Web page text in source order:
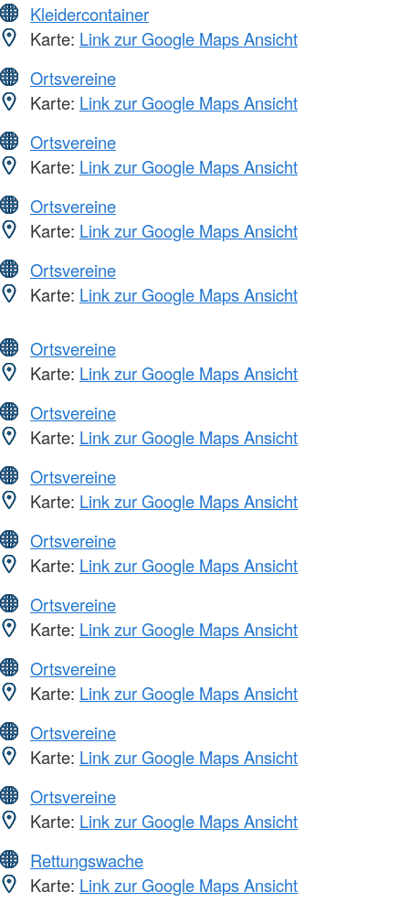
Kleidercontainer
Karte: Link zur Google Maps Ansicht
Ortsvereine
Karte: Link zur Google Maps Ansicht
Ortsvereine
Karte: Link zur Google Maps Ansicht
Ortsvereine
Karte: Link zur Google Maps Ansicht
Ortsvereine
Karte: Link zur Google Maps Ansicht
Ortsvereine
Karte: Link zur Google Maps Ansicht
Ortsvereine
Karte: Link zur Google Maps Ansicht
Ortsvereine
Karte: Link zur Google Maps Ansicht
Ortsvereine
Karte: Link zur Google Maps Ansicht
Ortsvereine
Karte: Link zur Google Maps Ansicht
Ortsvereine
Karte: Link zur Google Maps Ansicht
Ortsvereine
Karte: Link zur Google Maps Ansicht
Ortsvereine
Karte: Link zur Google Maps Ansicht
Rettungswache
Karte: Link zur Google Maps Ansicht